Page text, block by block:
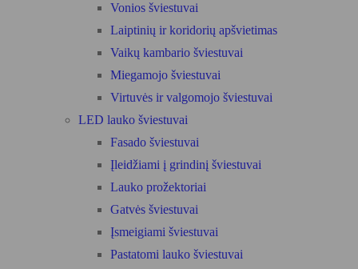
Vonios šviestuvai
Laiptinių ir koridorių apšvietimas
Vaikų kambario šviestuvai
Miegamojo šviestuvai
Virtuvės ir valgomojo šviestuvai
LED lauko šviestuvai
Fasado šviestuvai
Įleidžiami į grindinį šviestuvai
Lauko prožektoriai
Gatvės šviestuvai
Įsmeigiami šviestuvai
Pastatomi lauko šviestuvai